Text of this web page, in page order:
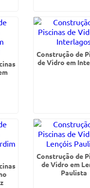
Construção de
de Vidro em
Construção de
de Vidro em
Paulista